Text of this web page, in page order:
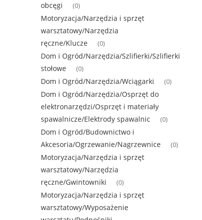
obcęgi
(0)
Motoryzacja/Narzędzia i sprzęt
warsztatowy/Narzędzia
ręczne/Klucze
(0)
Dom i Ogród/Narzędzia/Szlifierki/Szlifierki
stołowe
(0)
Dom i Ogród/Narzędzia/Wciągarki (0)
Dom i Ogród/Narzędzia/Osprzęt do
elektronarzędzi/Osprzęt i materiały
spawalnicze/Elektrody spawalnic
(0)
Dom i Ogród/Budownictwo i
Akcesoria/Ogrzewanie/Nagrzewnice
(0)
Motoryzacja/Narzędzia i sprzęt
warsztatowy/Narzędzia
ręczne/Gwintowniki
(0)
Motoryzacja/Narzędzia i sprzęt
warsztatowy/Wyposażenie